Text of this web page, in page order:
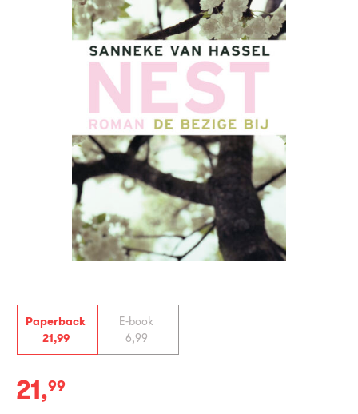
Paperback
21,99
E-book
6,99
Paperback:
21,99